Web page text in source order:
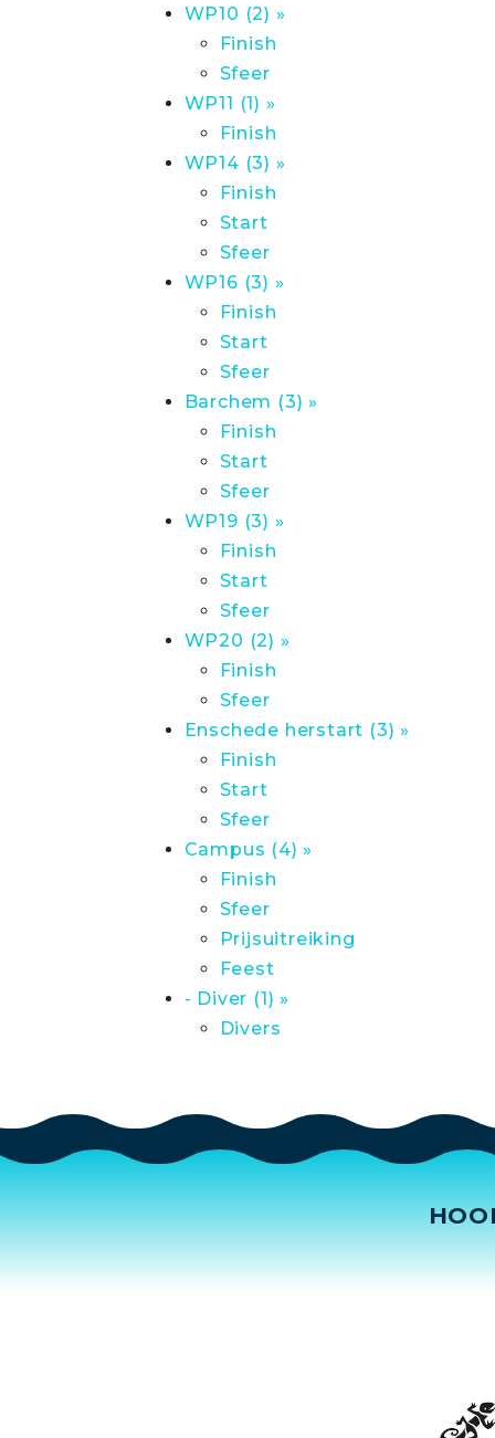
WP10 (2) »
Finish
Sfeer
WP11 (1) »
Finish
WP14 (3) »
Finish
Start
Sfeer
WP16 (3) »
Finish
Start
Sfeer
Barchem (3) »
Finish
Start
Sfeer
WP19 (3) »
Finish
Start
Sfeer
WP20 (2) »
Finish
Sfeer
Enschede herstart (3) »
Finish
Start
Sfeer
Campus (4) »
Finish
Sfeer
Prijsuitreiking
Feest
- Diver (1) »
Divers